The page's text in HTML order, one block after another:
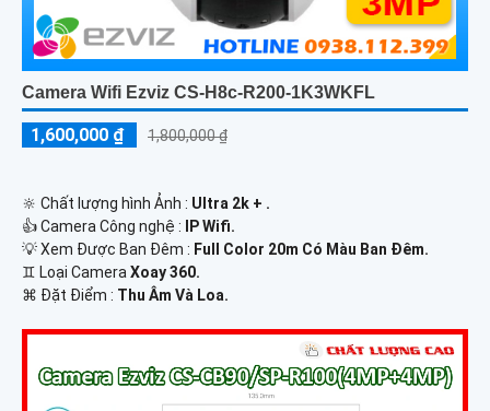
Camera Wifi Ezviz CS-H8c-R200-1K3WKFL
1,600,000 ₫ 1,800,000 ₫
🔆 Chất lượng hình Ảnh : Ultra 2k + .
👍 Camera Công nghệ :
IP Wifi.
💡 Xem Được Ban Đêm : Full Color 20m Có Màu Ban Ðêm.
♊ Loại CameraXoay 360.
️⌘ Đặt Điểm : Thu Âm Và Loa.